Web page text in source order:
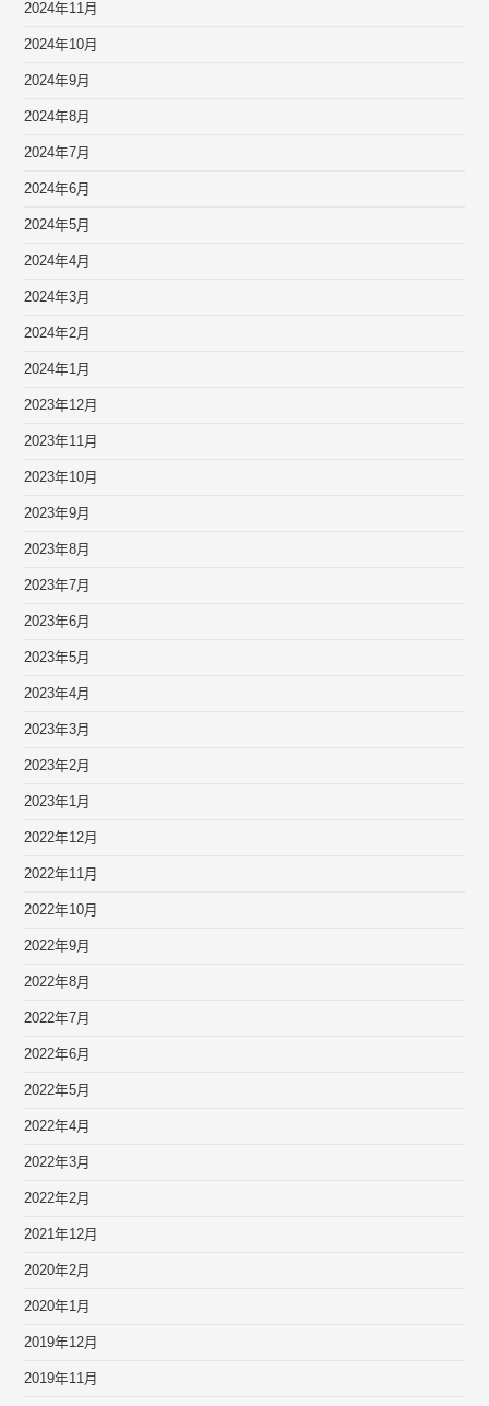
2024年11月
2024年10月
2024年9月
2024年8月
2024年7月
2024年6月
2024年5月
2024年4月
2024年3月
2024年2月
2024年1月
2023年12月
2023年11月
2023年10月
2023年9月
2023年8月
2023年7月
2023年6月
2023年5月
2023年4月
2023年3月
2023年2月
2023年1月
2022年12月
2022年11月
2022年10月
2022年9月
2022年8月
2022年7月
2022年6月
2022年5月
2022年4月
2022年3月
2022年2月
2021年12月
2020年2月
2020年1月
2019年12月
2019年11月